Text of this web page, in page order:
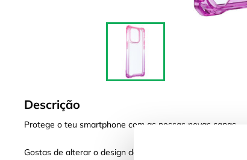
Descrição
Protege o teu smartphone com as nossas novas capas
Gostas de alterar o design do teu telemóvel? Com as